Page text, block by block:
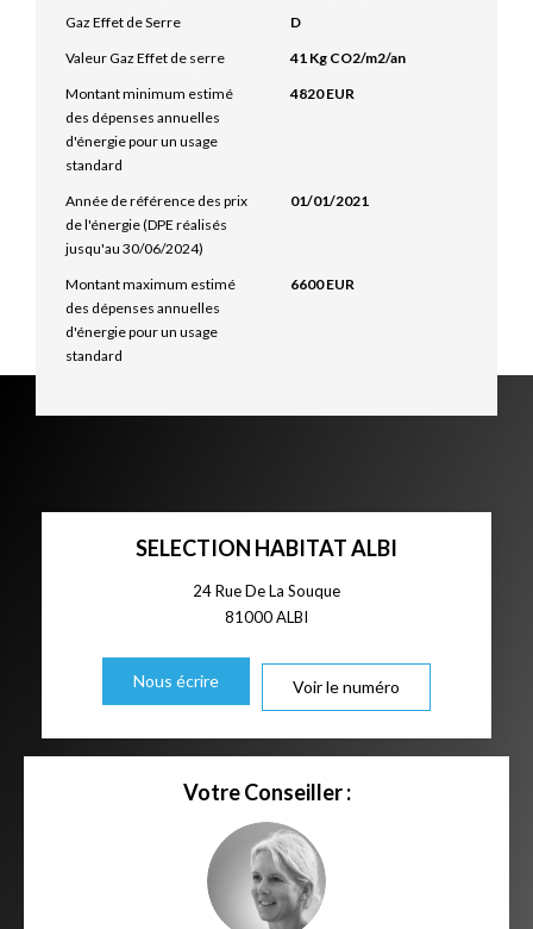
Gaz Effet de Serre
D
Valeur Gaz Effet de serre
41 Kg CO2/m2/an
Montant minimum estimé
des dépenses annuelles
d'énergie pour un usage
standard
4820 EUR
Année de référence des prix
de l'énergie (DPE réalisés
jusqu'au 30/06/2024)
01/01/2021
Montant maximum estimé
des dépenses annuelles
d'énergie pour un usage
standard
6600 EUR
SELECTION HABITAT ALBI
24 Rue De La Souque
81000ALBI
Nous écrire Voir le numéro
Votre Conseiller :